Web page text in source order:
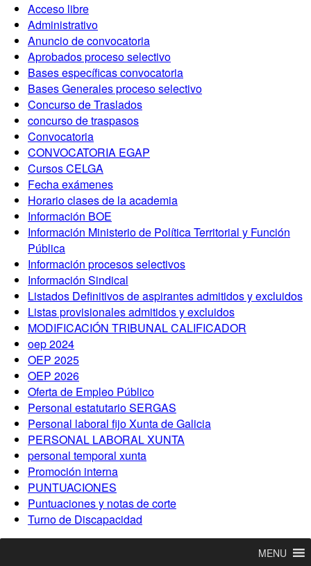
Acceso libre
Administrativo
Anuncio de convocatoria
Aprobados proceso selectivo
Bases específicas convocatoria
Bases Generales proceso selectivo
Concurso de Traslados
concurso de traspasos
Convocatoria
CONVOCATORIA EGAP
Cursos CELGA
Fecha exámenes
Horario clases de la academia
Información BOE
Información Ministerio de Política Territorial y Función
Pública
Información procesos selectivos
Información Sindical
Listados Definitivos de aspirantes admitidos y excluidos
Listas provisionales admitidos y excluidos
MODIFICACIÓN TRIBUNAL CALIFICADOR
oep 2024
OEP 2025
OEP 2026
Oferta de Empleo Público
Personal estatutario SERGAS
Personal laboral fijo Xunta de Galicia
PERSONAL LABORAL XUNTA
personal temporal xunta
Promoción interna
PUNTUACIONES
Puntuaciones y notas de corte
Turno de Discapacidad
MENU